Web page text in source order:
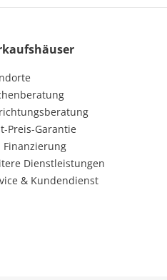
Preis-Garantie
Finanzierung
Dienstleistungen
& Kundendienst